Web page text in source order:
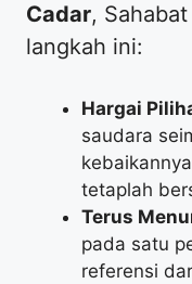
Cadar,
langkah ini:
Hargai
saudara
tetaplah
Terus
pada satu
referensi